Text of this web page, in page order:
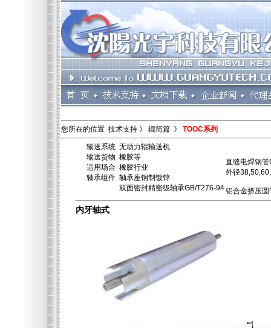
您所在的位置 技术支持 》 辊筒篇 》 TOOC系列
输送系统 无动力辊输送机
输送货物 橡胶等
适用场合 橡胶行业
轴承组件 轴承座钢制镀锌
双面密封精密级轴承GB/T276-94
直缝电焊钢
外径
铝合金挤压
内牙轴式